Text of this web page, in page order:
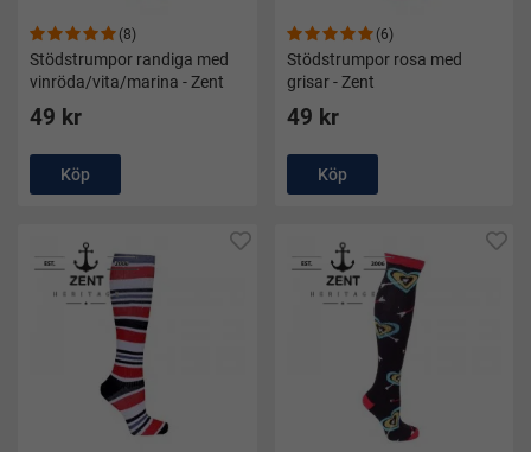
(8)
Stödstrumpor randiga med
vinröda/vita/marina - Zent
49 kr
Köp
(6)
Stödstrumpor rosa med
grisar - Zent
49 kr
Köp